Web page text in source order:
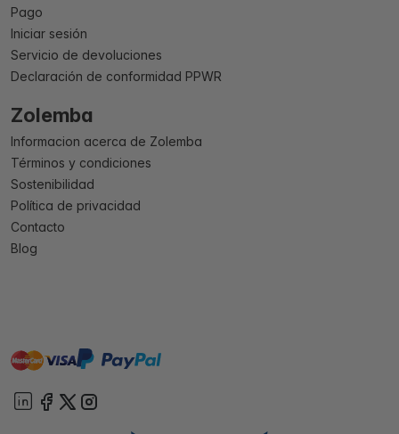
Pago
Iniciar sesión
Servicio de devoluciones
Declaración de conformidad PPWR
Zolemba
Informacion acerca de Zolemba
Términos y condiciones
Sostenibilidad
Política de privacidad
Contacto
Blog
mastervisa paypal